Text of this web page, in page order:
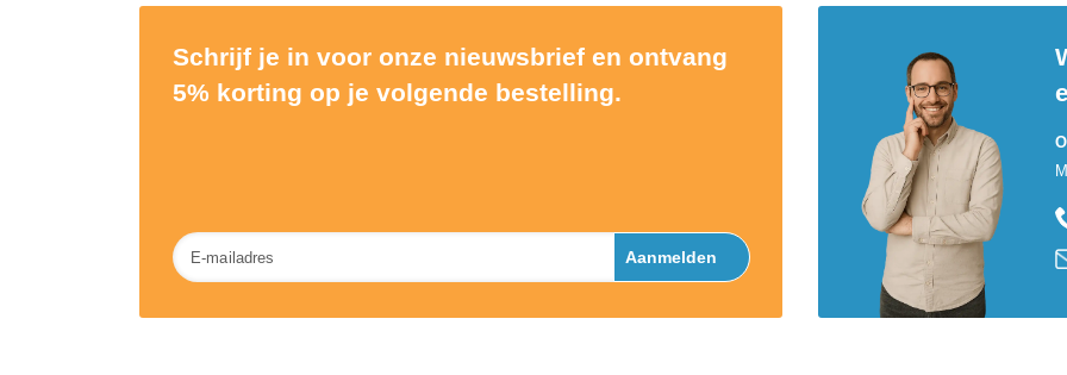
Schrijf je in voor onze nieuwsbrief en ontvang
5% korting op je volgende bestelling.
Nieuwsbrief Aanmelden